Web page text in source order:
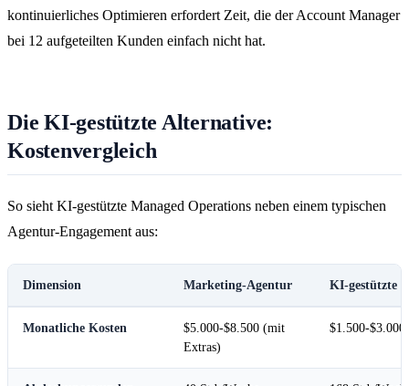
kontinuierliches Optimieren erfordert Zeit, die der Account Manager
bei 12 aufgeteilten Kunden einfach nicht hat.
Die KI-gestützte Alternative:
Kostenvergleich
So sieht KI-gestützte Managed Operations neben einem typischen
Agentur-Engagement aus:
Dimension Marketing-Agentur KI-gestützte
Monatliche Kosten
$5.000-$8.500 (mit
Extras)
$1.500-$3.000